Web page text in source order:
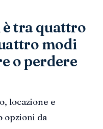
è tra quattro
modi
o perdere
locazione e
opzioni da